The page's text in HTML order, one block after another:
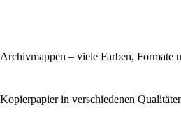
Archivmappen – viele Farben, Formate
Kopierpapier in verschiedenen